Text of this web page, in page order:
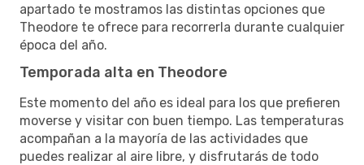
apartado te mostramos las distintas opciones que
Theodore te ofrece para recorrerla durante cualquier
época del año.
Temporada alta en Theodore
Este momento del año es ideal para los que prefieren
moverse y visitar con buen tiempo. Las temperaturas
acompañan a la mayoría de las actividades que
puedes realizar al aire libre, y disfrutarás de todo